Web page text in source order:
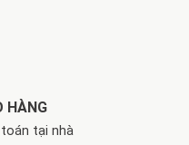
HÀNG
tại nhà